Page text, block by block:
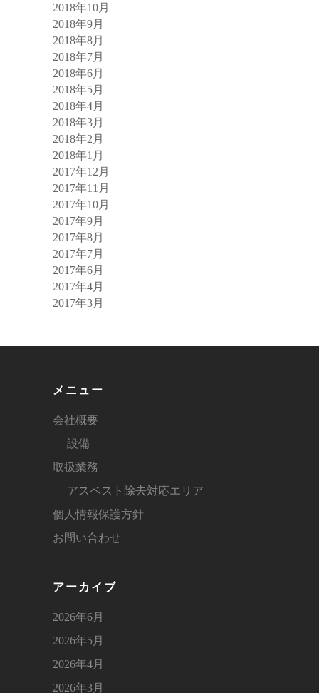
2018年10月
2018年9月
2018年8月
2018年7月
2018年6月
2018年5月
2018年4月
2018年3月
2018年2月
2018年1月
2017年12月
2017年11月
2017年10月
2017年9月
2017年8月
2017年7月
2017年6月
2017年4月
2017年3月
メニュー
会社概要
設備
取扱業務
アスベスト除去対応エリア
個人情報保護方針
お問い合わせ
アーカイブ
2026年6月
2026年5月
2026年4月
2026年3月